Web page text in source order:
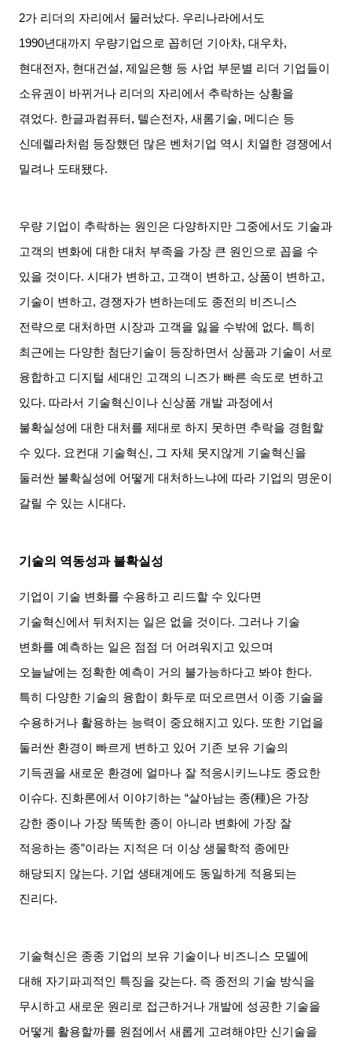
2가 리더의 자리에서 물러났다. 우리나라에서도
1990년대까지 우량기업으로 꼽히던 기아차,대우차,
현대전자, 현대건설,제일은행 등 사업 부문별 리더 기업들이
소유권이 바뀌거나 리더의 자리에서 추락하는 상황을
겪었다. 한글과컴퓨터 , 텔슨전자,새롬기술,메디슨 등
신데렐라처럼 등장했던 많은 벤처기업 역시 치열한 경쟁에서
밀려나 도태됐다.
우량 기업이 추락하는 원인은 다양하지만 그중에서도 기술과
고객의 변화에 대한 대처 부족을 가장 큰 원인으로 꼽을 수
있을 것이다.시대가 변하고, 고객이 변하고,상품이 변하고,
기술이 변하고, 경쟁자가 변하는데도 종전의 비즈니스
전략으로 대처하면 시장과 고객을 잃을 수밖에 없다. 특히
최근에는 다양한 첨단기술이 등장하면서 상품과 기술이 서로
융합하고 디지털 세대인 고객의 니즈가 빠른 속도로 변하고
있다. 따라서 기술혁신이나 신상품 개발 과정에서
불확실성에 대한 대처를 제대로 하지 못하면 추락을 경험할
수 있다. 요컨대 기술혁신, 그 자체 못지않게 기술혁신을
둘러싼 불확실성에 어떻게 대처하느냐에 따라 기업의 명운이
갈릴 수 있는 시대다.
기술의 역동성과 불확실성
기업이 기술 변화를 수용하고 리드할 수 있다면
기술혁신에서 뒤처지는 일은 없을 것이다. 그러나 기술
변화를 예측하는 일은 점점 더 어려워지고 있으며
오늘날에는 정확한 예측이 거의 불가능하다고 봐야 한다.
특히 다양한 기술의 융합이 화두로 떠오르면서 이종 기술을
수용하거나 활용하는 능력이 중요해지고 있다. 또한 기업을
둘러싼 환경이 빠르게 변하고 있어 기존 보유 기술의
기득권을 새로운 환경에 얼마나 잘 적응시키느냐도 중요한
이슈다. 진화론에서 이야기하는 “살아남는 종(種)은 가장
강한 종이나 가장 똑똑한 종이 아니라 변화에 가장 잘
적응하는 종”이라는 지적은 더 이상 생물학적 종에만
해당되지 않는다. 기업 생태계에도 동일하게 적용되는
진리다.
기술혁신은 종종 기업의 보유 기술이나 비즈니스 모델에
대해 자기파괴적인 특징을 갖는다. 즉 종전의 기술 방식을
무시하고 새로운 원리로 접근하거나 개발에 성공한 기술을
어떻게 활용할까를 원점에서 새롭게 고려해야만 신기술을